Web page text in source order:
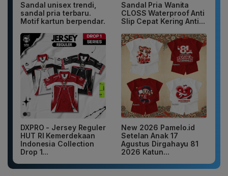
Sandal unisex trendi,
sandal pria terbaru.
Motif kartun berpendar.
Sandal Pria Wanita
CLOSS Waterproof Anti
Slip Cepat Kering Anti...
DXPRO - Jersey Reguler
HUT RI Kemerdekaan
Indonesia Collection
Drop 1...
New 2026 Pamelo.id
Setelan Anak 17
Agustus Dirgahayu 81
2026 Katun...